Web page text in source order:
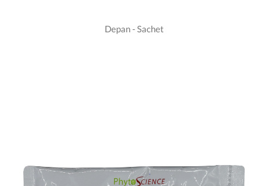
Depan - Sachet